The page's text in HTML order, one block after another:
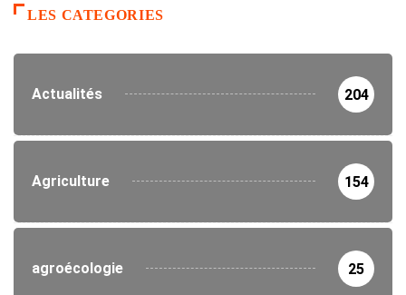
LES CATEGORIES
Actualités 204
Agriculture 154
agroécologie 25